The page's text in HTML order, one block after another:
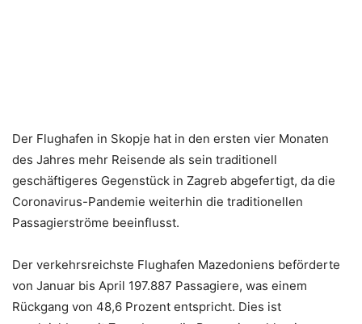
Der Flughafen in Skopje hat in den ersten vier Monaten
des Jahres mehr Reisende als sein traditionell
geschäftigeres Gegenstück in Zagreb abgefertigt, da die
Coronavirus-Pandemie weiterhin die traditionellen
Passagierströme beeinflusst.
Der verkehrsreichste Flughafen Mazedoniens beförderte
von Januar bis April 197.887 Passagiere, was einem
Rückgang von 48,6 Prozent entspricht. Dies ist